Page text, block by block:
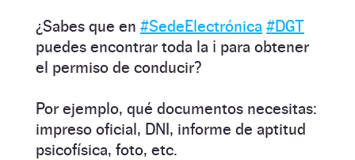
¿Sabes que en #SedeElectrónica #DGT
puedes encontrar toda la ℹ️ para obtener
el permiso de conducir?
Por ejemplo, qué documentos necesitas:
impreso oficial, DNI, informe de aptitud
psicofísica, foto, etc.